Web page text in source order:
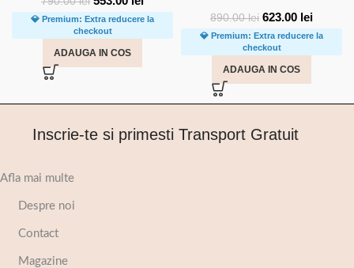
💎 Premium: Extra reducere la
checkout
ADAUGA IN COS
890.00lei 623.00 lei
💎 Premium: Extra reducere la
checkout
ADAUGA IN COS
Inscrie-te si primesti Transport Gratuit
Afla mai multe
Despre noi
Contact
Magazine